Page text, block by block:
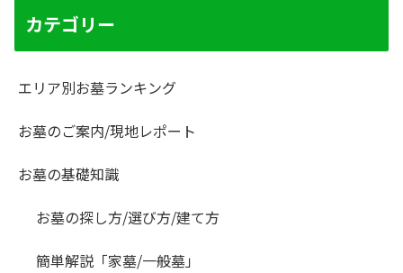
カテゴリー
エリア別お墓ランキング
お墓のご案内/現地レポート
お墓の基礎知識
お墓の探し方/選び方/建て方
簡単解説「家墓/一般墓」